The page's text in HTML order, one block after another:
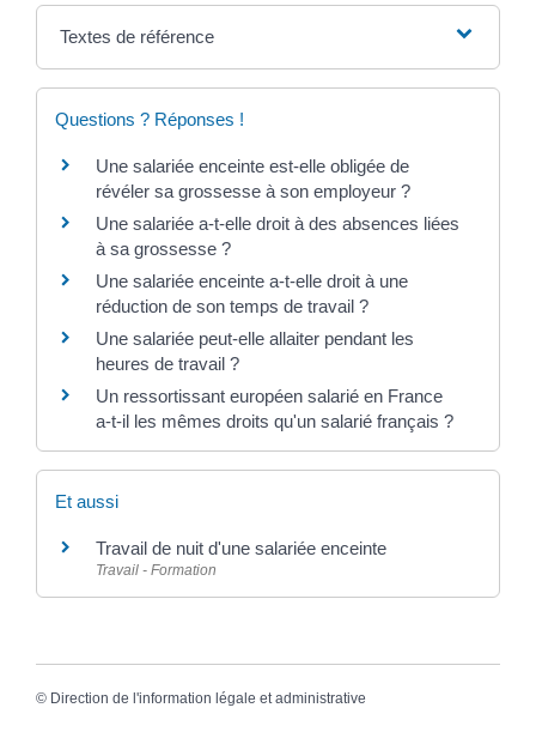
Textes de référence
Questions ? Réponses !
Une salariée enceinte est-elle obligée de
révéler sa grossesse à son employeur ?
Une salariée a-t-elle droit à des absences liées
à sa grossesse ?
Une salariée enceinte a-t-elle droit à une
réduction de son temps de travail ?
Une salariée peut-elle allaiter pendant les
heures de travail ?
Un ressortissant européen salarié en France
a-t-il les mêmes droits qu'un salarié français ?
Et aussi
Travail de nuit d'une salariée enceinte
Travail - Formation
© Direction de l'information légale et administrative